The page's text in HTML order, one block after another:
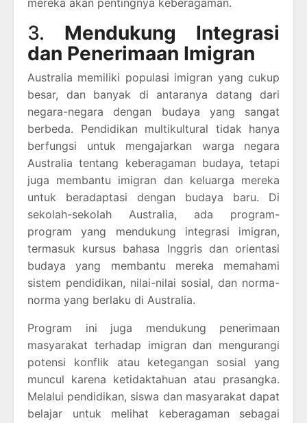
mereka akan pentingnya keberagaman.
3. Mendukung Integrasi
dan Penerimaan Imigran
Australia memiliki populasi imigran yang cukup
besar, dan banyak di antaranya datang dari
negara-negara dengan budaya yang sangat
berbeda. Pendidikan multikultural tidak hanya
berfungsi untuk mengajarkan warga negara
Australia tentang keberagaman budaya, tetapi
juga membantu imigran dan keluarga mereka
untuk beradaptasi dengan budaya baru. Di
sekolah-sekolah Australia, ada program-
program yang mendukung integrasi imigran,
termasuk kursus bahasa Inggris dan orientasi
budaya yang membantu mereka memahami
sistem pendidikan, nilai-nilai sosial, dan norma-
norma yang berlaku di Australia.
Program ini juga mendukung penerimaan
masyarakat terhadap imigran dan mengurangi
potensi konflik atau ketegangan sosial yang
muncul karena ketidaktahuan atau prasangka.
Melalui pendidikan, siswa dan masyarakat dapat
belajar untuk melihat keberagaman sebagai